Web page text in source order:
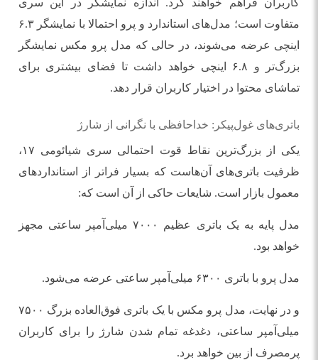
کاربران فراهم خواهند کرد. اندازه نمایشگر در این سری
متفاوت است؛ مدل‌های استاندارد و پرو احتمالا با نمایشگر ۶.۳
اینچی عرضه می‌شوند، در حالی که مدل پرو مکس نمایشگر
بزرگ‌تر و ۶.۸ اینچی خواهد داشت تا فضای بیشتری برای
تماشای محتوا در اختیار کاربران قرار دهد.
باتری‌های غول‌پیکر: خداحافظی با نگرانی از شارژ
یکی از بزرگ‌ترین نقاط قوت احتمالی سری شیائومی ۱۷،
ظرفیت باتری‌های آن‌هاست که بسیار فراتر از استانداردهای
معمول بازار است. شایعات حاکی از آن است که:
مدل پایه به یک باتری عظیم ۷۰۰۰ میلی‌آمپر ساعتی مجهز
خواهد بود.
مدل پرو با باتری ۶۳۰۰ میلی‌آمپر ساعتی عرضه می‌شود.
و در نهایت، مدل پرو مکس با یک باتری فوق‌العاده بزرگ ۷۵۰۰
میلی‌آمپر ساعتی، دغدغه تمام شدن شارژ را برای کاربران
پرمصرف از بین خواهد برد.